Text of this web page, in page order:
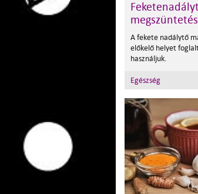
A fekete nadálytő
előkelő helyet
használjuk.
Egészség